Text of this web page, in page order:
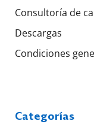
Consultoría de
Descargas
Condiciones
Categorías